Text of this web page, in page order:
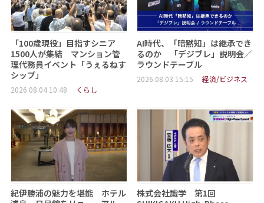
「100歳現役」目指すシニア
1500人が集結 マンション管
理代務員イベント「うぇるねす
シップ」
2026.08.04 10:48 くらし
AI時代、「暗黙知」は継承でき
るのか 「デジブレ」説明会／
ラウンドテーブル
2026.08.03 15:15 経済/ビジネス
紀伊勝浦の魅力を堪能 ホテル
株式会社識学 第1回